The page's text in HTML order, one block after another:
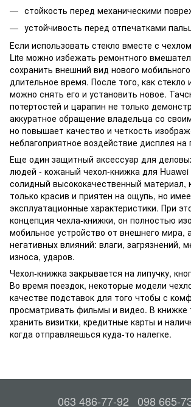
стойкость перед механическими
устойчивость перед отпечатками
Если использовать стекло вместе с
Lite можно избежать ремонтного
сохранить внешний вид нового
длительное время. После того, как стекло
можно снять его и установить новое.
потертостей и царапин не только
аккуратное обращение владельца со
но повышает качество и четкость
неблагоприятное воздействие дисплея на
Еще один защитный аксессуар для
людей - кожаный чехол-книжка для
солидный высококачественный материал,
только красив и приятен на ощупь, но
эксплуатационные характеристики. При
концепция чехла-книжки, он полностью
мобильное устройство от внешнего мира,
негативных влияний: влаги, загрязнений,
износа, ударов.
Чехол-книжка закрывается на липучку,
Во время поездок, некоторые модели
качестве подставок для того чтобы с
просматривать фильмы и видео. В книжке
хранить визитки, кредитные карты и
когда отправляешься куда-то налегке.
063 486-77-92 098 665-